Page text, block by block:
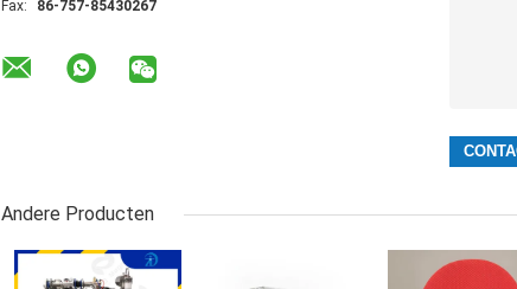
Fax:
86-757-85430267
Andere Producten